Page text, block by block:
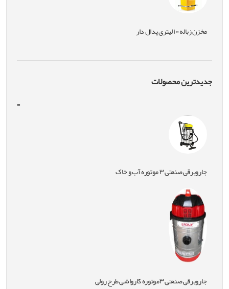
مخزن زباله ۱۰۰ لیتری پدال دار
جدیدترین محصولات
=
جاروبرقی صنعتی ۳ موتوره آب و خاک
جاروبرقی صنعتی ۳موتوره کارواشی طرح رولی